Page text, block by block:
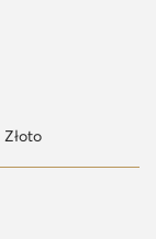
Złoto